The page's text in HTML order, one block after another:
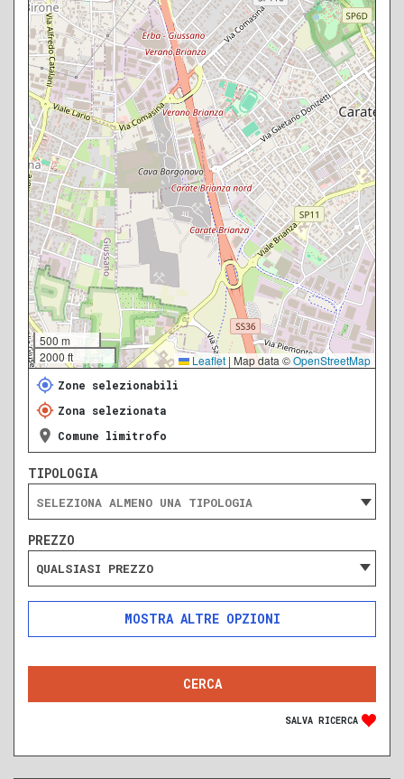
500 m
2000 ft
Leaflet | Map data ©OpenStreetMap
Zone selezionabili
Zona selezionata
Comune limitrofo
TIPOLOGIA
PREZZO
QUALSIASI PREZZO
ALTRE OPZIONI
SOLO ANNUNCI IN ASTA
SALVA RICERCA